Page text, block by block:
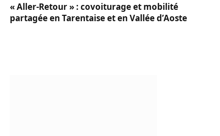
« Aller-Retour » : covoiturage et mobilité
partagée en Tarentaise et en Vallée d’Aoste